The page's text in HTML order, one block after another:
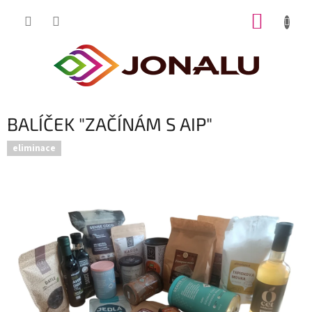
BALÍČEK "ZAČÍNÁM S AIP"
eliminace